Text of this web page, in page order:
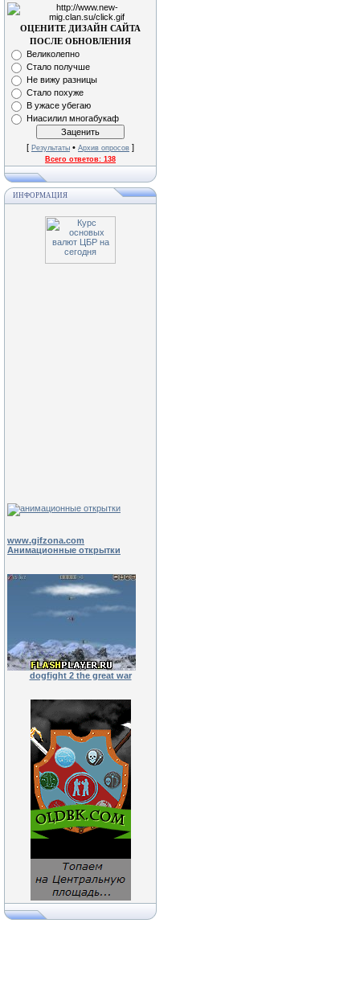
ОЦЕНИТЕ ДИЗАЙН САЙТА
ПОСЛЕ ОБНОВЛЕНИЯ
Великолепно
Стало получше
Не вижу разницы
Стало похуже
В ужасе убегаю
Ниасилил многабукаф
[ Результаты • Архив опросов ]
Всего ответов: 138
ИНФОРМАЦИЯ
www.gifzona.com
Анимационные открытки
dogfight 2 the great war